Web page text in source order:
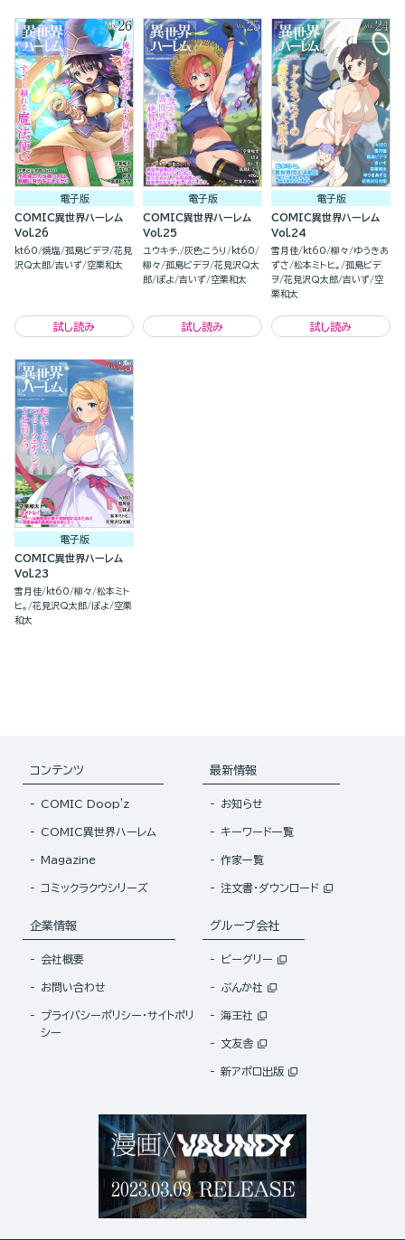
電子版
COMIC異世界ハーレム
Vol.26
kt60 焼塩 孤島ビデヲ 花見
沢Q太郎 吉いず 空栗和太
試し読み
電子版
COMIC異世界ハーレム
Vol.25
ユウキチ. 灰色こうり
kt60
柳々 孤島ビデヲ 花見沢Q太
郎 ぽよ 吉いず 空栗和太
試し読み
電子版
COMIC異世界ハーレム
Vol.24
雪月佳 kt60 柳々
ゆうきあ
ずさ 松本ミトヒ。
孤島ビデ
ヲ 花見沢Q太郎 吉いず 空
栗和太
試し読み
電子版
COMIC異世界ハーレム
Vol.23
雪月佳 kt60 柳々 松本ミト
ヒ。
花見沢Q太郎 ぽよ
空栗
和太
コンテンツ
COMIC Doop'z
COMIC異世界ハーレム
Magazine
コミックラクウシリーズ
最新情報
お知らせ
キーワード一覧
作家一覧
注文書・ダウンロード
企業情報
会社概要
お問い合わせ
プライバシーポリシー・サイトポリ
シー
グループ会社
ビーグリー
ぶんか社
海王社
文友舎
新アポロ出版